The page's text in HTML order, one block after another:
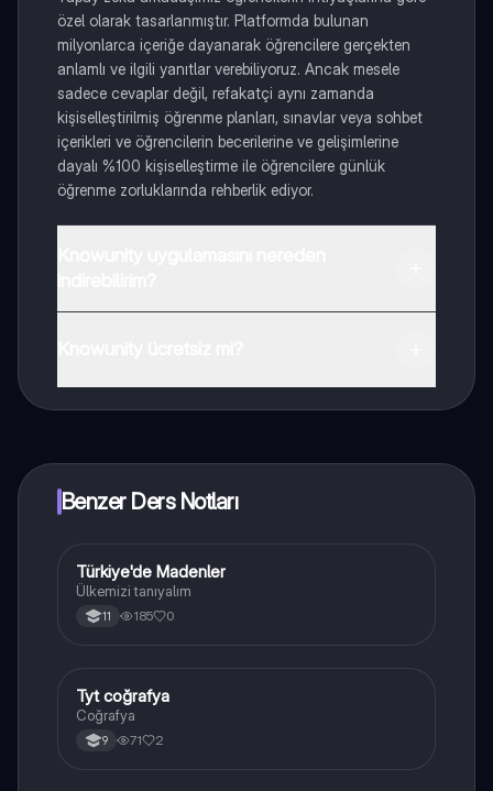
özel olarak tasarlanmıştır. Platformda bulunan
milyonlarca içeriğe dayanarak öğrencilere gerçekten
anlamlı ve ilgili yanıtlar verebiliyoruz. Ancak mesele
sadece cevaplar değil, refakatçi aynı zamanda
kişiselleştirilmiş öğrenme planları, sınavlar veya sohbet
içerikleri ve öğrencilerin becerilerine ve gelişimlerine
dayalı %100 kişiselleştirme ile öğrencilere günlük
öğrenme zorluklarında rehberlik ediyor.
Benzer Ders Notları
Coğrafya
Türkiye'de Madenler
Ülkemizi tanıyalım
11 185 0
Coğrafya
Tyt coğrafya
Coğrafya
9 71 2